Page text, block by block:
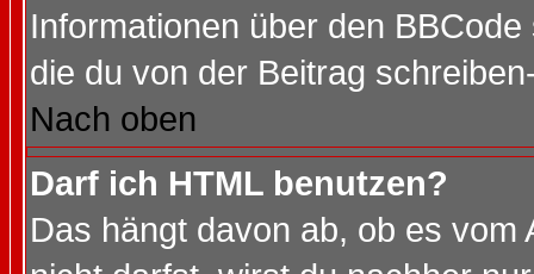
Informationen über den
die du von der Beitrag
Nach oben
Darf ich HTML benutzen?
Das hängt davon ab, ob es